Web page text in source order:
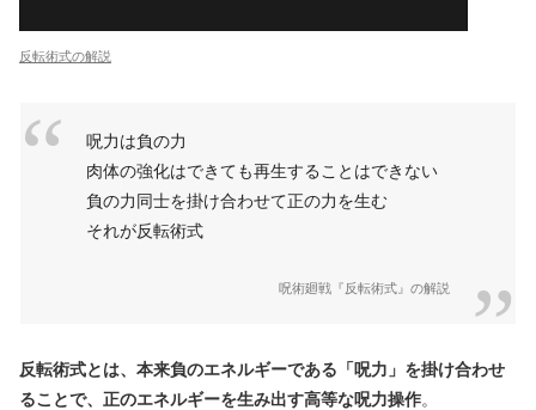
反転術式の解説
呪力は負の力
肉体の強化はできても再生することはできない
負の力同士を掛け合わせて正の力を生む
それが反転術式
呪術廻戦『反転術式』の解説
反転術式とは、本来負のエネルギーである「呪力」を掛け合わせ
ることで、正のエネルギーを生み出す高等な呪力操作。